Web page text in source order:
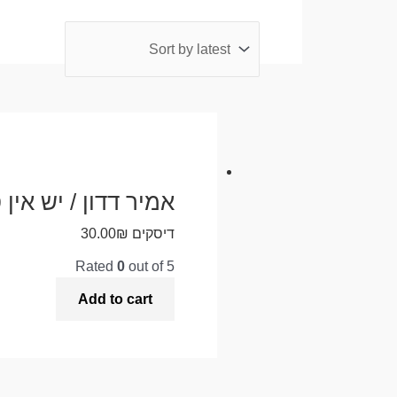
אמיר דדון / יש
דיסקים 30.00₪
Rated 0 out of 5
Add to cart